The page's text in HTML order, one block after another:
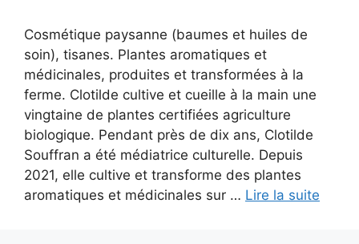
Cosmétique paysanne (baumes et huiles de
soin), tisanes. Plantes aromatiques et
médicinales, produites et transformées à la
ferme. Clotilde cultive et cueille à la main une
vingtaine de plantes certifiées agriculture
biologique. Pendant près de dix ans, Clotilde
Souffran a été médiatrice culturelle. Depuis
2021, elle cultive et transforme des plantes
aromatiques et médicinales sur … Lire la suite